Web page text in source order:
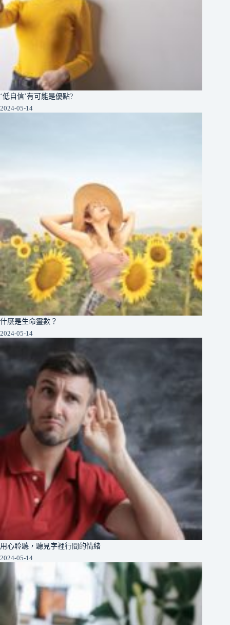
‘低自信’有可能是優點?
2024-05-14
什麼是生命靈數？
2024-05-14
用心聆聽，聽見字裡行間的情緒
2024-05-14